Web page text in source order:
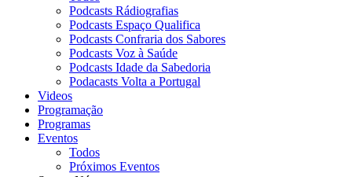
Podcasts Rádiografias
Podcasts Espaço Qualifica
Podcasts Confraria dos Sabores
Podcasts Voz à Saúde
Podcasts Idade da Sabedoria
Podacasts Volta a Portugal
Videos
Programação
Programas
Eventos
Todos
Próximos Eventos